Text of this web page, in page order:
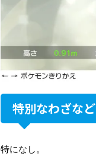
特別なわざなど
特になし。